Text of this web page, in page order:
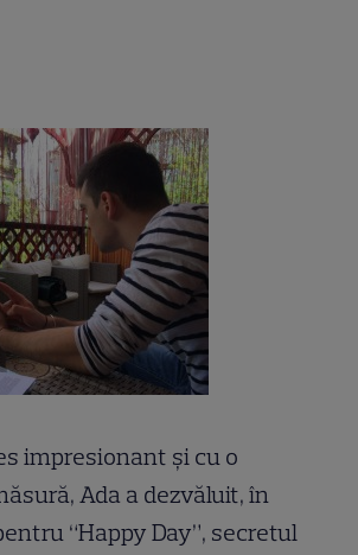
impresionant și cu o
Ada a dezvăluit, în
“Happy Day”, secretul